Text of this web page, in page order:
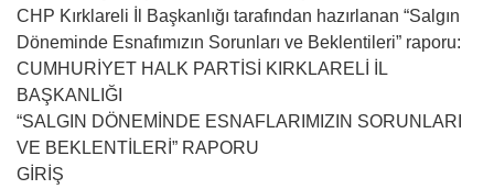
CHP Kırklareli İl Başkanlığı tarafından hazırlanan “Salgın
Döneminde Esnafımızın Sorunları ve Beklentileri” raporu:
CUMHURİYET HALK PARTİSİ KIRKLARELİ İL
BAŞKANLIĞI
“SALGIN DÖNEMİNDE ESNAFLARIMIZIN SORUNLARI
VE BEKLENTİLERİ” RAPORU
GİRİŞ